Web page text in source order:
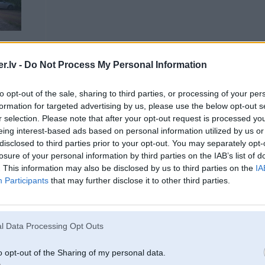
- Do Not Process My Personal Information
opt-out of the sale, sharing to third parties, or processing of your
for targeted advertising by us, please use the below opt-out
selection. Please note that after your opt-out request is processed
interest-based ads based on personal information utilized by us
to third parties prior to your opt-out. You may separately
of your personal information by third parties on the IAB’s list of
This information may also be disclosed by us to third parties on the
Participants that may further disclose it to other third parties.
Data Processing Opt Outs
opt-out of the Sharing of my personal data.
159, Ford S-
e92 320d M-
2004-11-10 19:16, JanisPuu rakstīja:
btw, Mart, kaukad tu chiiksteeji, ka tev jaabraucot pa shoseju Riiga-
to nepabraukt...
shodien biju Valmieraa, teikshu kaa ir, shoseja muusu apstaakljiem
, arii uz vesaa sasist diskus buutu jaapacenshas, veesi var braukt
Es jau vairaak runaaju par Vecpiebalga-Madona shoseju. A par Valmieras
vietaam ideaalu pikji uzleeja utt., bet es runaaju par posmu, kas ir no
braucot ar vilcienu. Tur taadas liinijas paar celjam uzbeertas ar apm. 2m